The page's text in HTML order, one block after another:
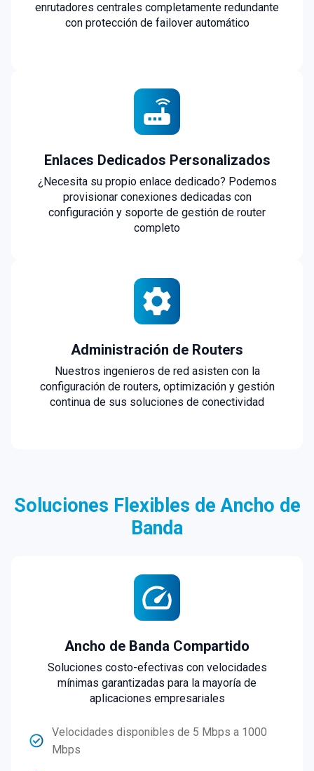
enrutadores centrales completamente redundante
con protección de failover automático
Enlaces Dedicados Personalizados
¿Necesita su propio enlace dedicado? Podemos
provisionar conexiones dedicadas con
configuración y soporte de gestión de router
completo
Administración de Routers
Nuestros ingenieros de red asisten con la
configuración de routers, optimización y gestión
continua de sus soluciones de conectividad
Soluciones Flexibles de Ancho de
Banda
Ancho de Banda Compartido
Soluciones costo-efectivas con velocidades
mínimas garantizadas para la mayoría de
aplicaciones empresariales
Velocidades disponibles de 5 Mbps a 1000
Mbps